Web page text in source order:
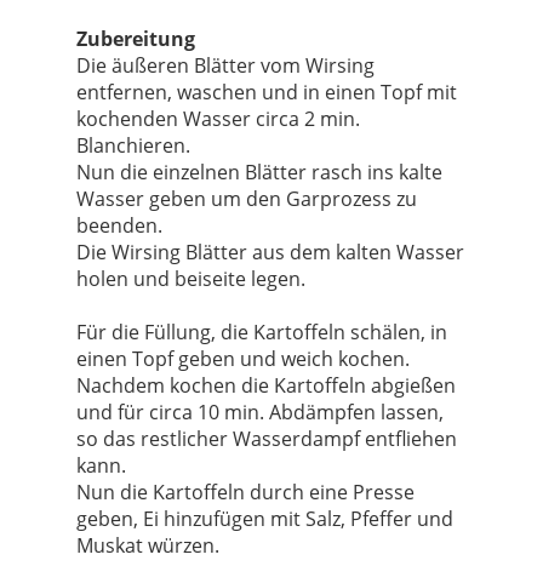
Zubereitung
Die äußeren Blätter vom Wirsing
entfernen, waschen und in einen Topf mit
kochenden Wasser circa 2 min.
Blanchieren.
Nun die einzelnen Blätter rasch ins kalte
Wasser geben um den Garprozess zu
beenden.
Die Wirsing Blätter aus dem kalten Wasser
holen und beiseite legen.
Für die Füllung, die Kartoffeln schälen, in
einen Topf geben und weich kochen.
Nachdem kochen die Kartoffeln abgießen
und für circa 10 min. Abdämpfen lassen,
so das restlicher Wasserdampf entfliehen
kann.
Nun die Kartoffeln durch eine Presse
geben, Ei hinzufügen mit Salz, Pfeffer und
Muskat würzen.